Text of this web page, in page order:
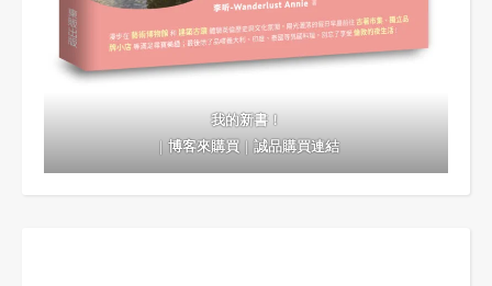
我的新書！
｜博客來購買｜誠品購買連結